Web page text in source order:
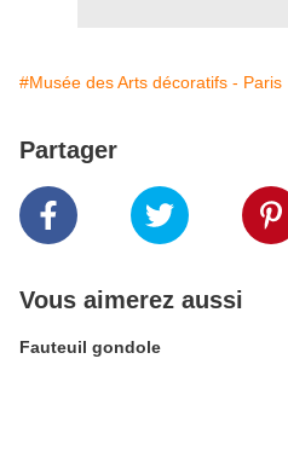
#Musée des Arts décoratifs - Paris
Partager
Vous aimerez aussi
Fauteuil gondole